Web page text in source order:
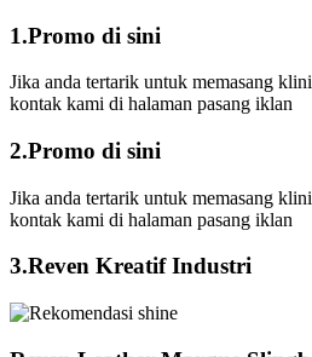
1.Promo di sini
Jika anda tertarik untuk memasang
kontak kami di halaman pasang iklan
2.Promo di sini
Jika anda tertarik untuk memasang
kontak kami di halaman pasang iklan
3.Reven Kreatif Industri